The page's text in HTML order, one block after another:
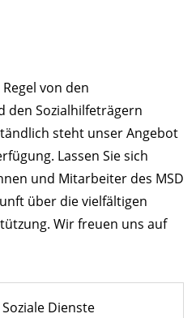
von den
den Sozialhilfeträgern
steht unser Angebot
Lassen Sie sich
und Mitarbeiter des MSD
über die vielfältigen
Wir freuen uns auf
Dienste